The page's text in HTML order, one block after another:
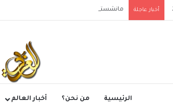
أخبار عاجلة مانشستر سيتي يتجاوز نجوم الدوري الكوري
الرئيسية من نحن؟ أخبار العالم